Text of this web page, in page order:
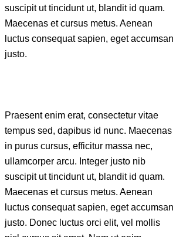
suscipit ut tincidunt ut, blandit id quam.
Maecenas et cursus metus. Aenean
luctus consequat sapien, eget accumsan
justo.
Praesent enim erat, consectetur vitae
tempus sed, dapibus id nunc. Maecenas
in purus cursus, efficitur massa nec,
ullamcorper arcu. Integer justo nib
suscipit ut tincidunt ut, blandit id quam.
Maecenas et cursus metus. Aenean
luctus consequat sapien, eget accumsan
justo. Donec luctus orci elit, vel mollis